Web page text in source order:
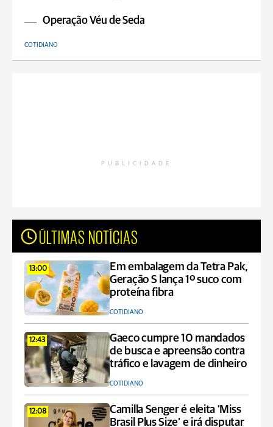
Operação Véu de Seda
COTIDIANO
PUBLICIDADE
ÚLTIMAS NOTÍCIAS
13:00
Em embalagem da Tetra Pak,
Geração S lança 1º suco com
proteína fibra
COTIDIANO
12:43
Gaeco cumpre 10 mandados
de busca e apreensão contra
tráfico e lavagem de dinheiro
COTIDIANO
12:08
Camilla Senger é eleita ‘Miss
Brasil Plus Size’ e irá disputar